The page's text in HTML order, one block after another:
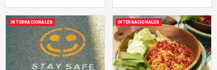
INTERNACIONALES INTERNACIONALES